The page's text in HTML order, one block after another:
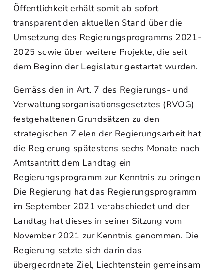
Öffentlichkeit erhält somit ab sofort
transparent den aktuellen Stand über die
Umsetzung des Regierungsprogramms 2021-
2025 sowie über weitere Projekte, die seit
dem Beginn der Legislatur gestartet wurden.
Gemäss den in Art. 7 des Regierungs- und
Verwaltungsorganisationsgesetztes (RVOG)
festgehaltenen Grundsätzen zu den
strategischen Zielen der Regierungsarbeit hat
die Regierung spätestens sechs Monate nach
Amtsantritt dem Landtag ein
Regierungsprogramm zur Kenntnis zu bringen.
Die Regierung hat das Regierungsprogramm
im September 2021 verabschiedet und der
Landtag hat dieses in seiner Sitzung vom
November 2021 zur Kenntnis genommen. Die
Regierung setzte sich darin das
übergeordnete Ziel, Liechtenstein gemeinsam